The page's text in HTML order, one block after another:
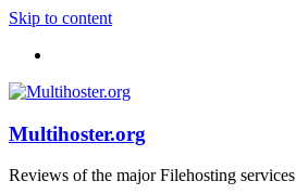
Skip to content
Multihoster.org
Reviews of the major Filehosting services